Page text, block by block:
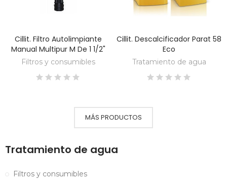
DESCUBRE
Cillit. Filtro Autolimpiante
Manual Multipur M De 1 1/2"
Filtros y consumibles
DESCUBRE
Cillit. Descalcificador Parat 58
Eco
Tratamiento de agua
MÁS PRODUCTOS
Tratamiento de agua
Filtros y consumibles